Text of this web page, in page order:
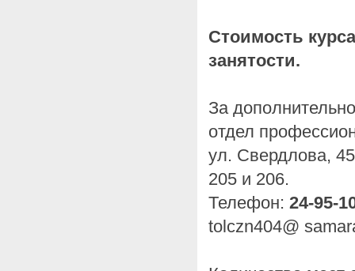
Стоимость
занятости.
За
отдел
ул. Свердлова,
205 и 206.
Телефон: 24-95-
tolczn404@